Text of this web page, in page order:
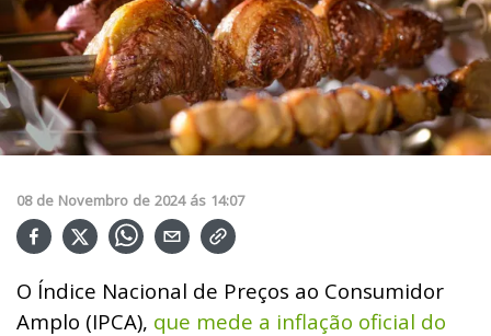
08 de Novembro de 2024 ás 14:07
O Índice Nacional de Preços ao Consumidor
Amplo (IPCA), que mede a inflação oficial do